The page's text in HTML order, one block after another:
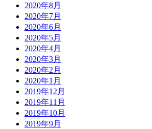
2020年8月
2020年7月
2020年6月
2020年5月
2020年4月
2020年3月
2020年2月
2020年1月
2019年12月
2019年11月
2019年10月
2019年9月